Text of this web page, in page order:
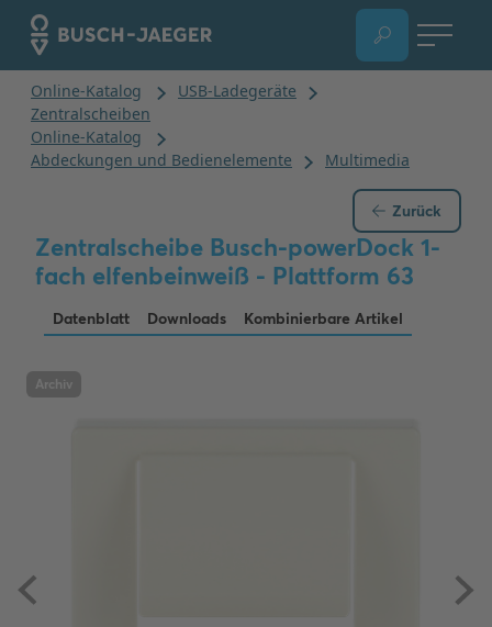
Zurück
Zentralscheibe Busch-powerDock 1-
fach elfenbeinweiß - Plattform 63
Datenblatt Downloads Kombinierbare Artikel
Archiv